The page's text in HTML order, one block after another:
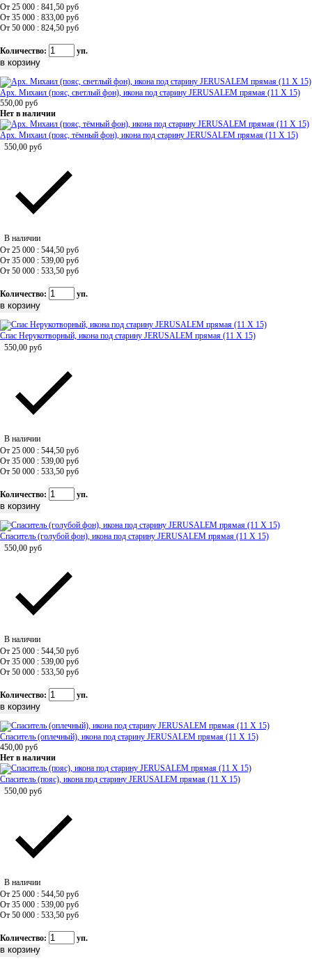
От 25 000 : 841,50 руб
От 35 000 : 833,00 руб
От 50 000 : 824,50 руб
Количество: уп.
Арх. Михаил (пояс, светлый фон), икона под старину JERUSALEM прямая (11 Х 15)
550,00 руб
Нет в наличии
Арх. Михаил (пояс, тёмный фон), икона под старину JERUSALEM прямая (11 Х 15)
550,00 руб
В наличии
От 25 000 : 544,50 руб
От 35 000 : 539,00 руб
От 50 000 : 533,50 руб
Количество: уп.
Спас Нерукотворный, икона под старину JERUSALEM прямая (11 Х 15)
550,00 руб
В наличии
От 25 000 : 544,50 руб
От 35 000 : 539,00 руб
От 50 000 : 533,50 руб
Количество: уп.
Спаситель (голубой фон), икона под старину JERUSALEM прямая (11 Х 15)
550,00 руб
В наличии
От 25 000 : 544,50 руб
От 35 000 : 539,00 руб
От 50 000 : 533,50 руб
Количество: уп.
Спаситель (оплечный), икона под старину JERUSALEM прямая (11 Х 15)
450,00 руб
Нет в наличии
Спаситель (пояс), икона под старину JERUSALEM прямая (11 Х 15)
550,00 руб
В наличии
От 25 000 : 544,50 руб
От 35 000 : 539,00 руб
От 50 000 : 533,50 руб
Количество: уп.